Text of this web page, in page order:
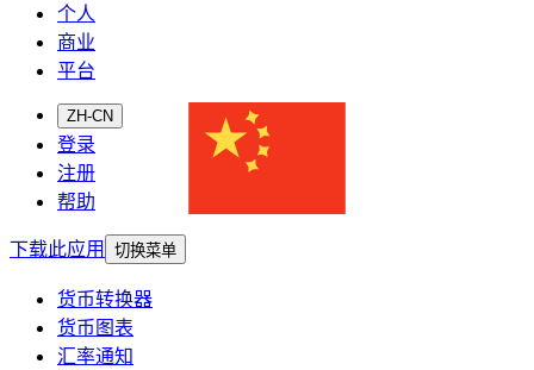
个人
商业
平台
ZH-CN
登录
注册
帮助
下载此应用
切换菜单
货币转换器
货币图表
汇率通知